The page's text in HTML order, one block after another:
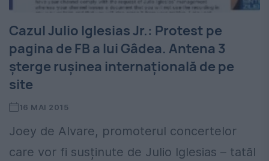
Cazul Julio Iglesias Jr.: Protest pe
pagina de FB a lui Gâdea. Antena 3
şterge ruşinea internaţională de pe
site
16 MAI 2015
Joey de Alvare, promoterul concertelor
care vor fi susținute de Julio Iglesias – tatăl